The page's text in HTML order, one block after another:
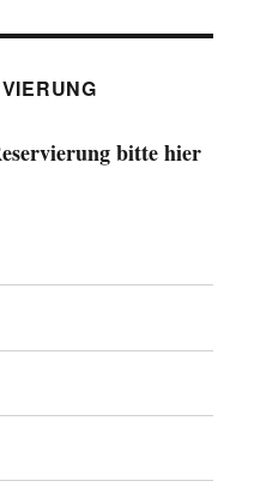
bitte hier